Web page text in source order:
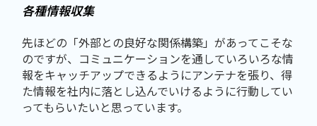
各種情報収集
先ほどの「外部との良好な関係構築」があってこそな
のですが、コミュニケーションを通していろいろな情
報をキャッチアップできるようにアンテナを張り、得
た情報を社内に落とし込んでいけるように行動してい
ってもらいたいと思っています。